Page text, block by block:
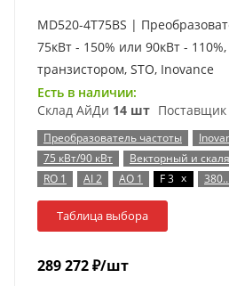
MD520-4T75BS |
75кВт - 150% или 90кВт -
транзистором, STO, Inovance
Есть в наличии:
Склад АйДи 14 шт Поставщик
Преобразователь частоты
75 кВт/90 кВт
Векторный и
RO 1
AI 2 AO 1 F 3 x
Таблица выбора
289 272₽/шт